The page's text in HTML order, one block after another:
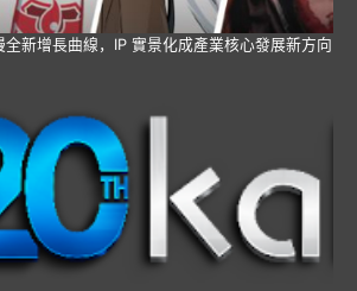
新增長曲線，IP 實景化成產業核心發展新方向